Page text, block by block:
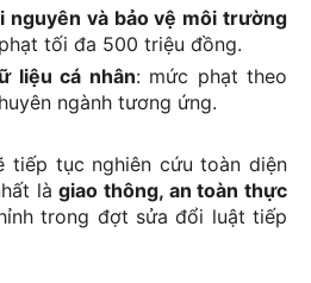
nguyên và bảo vệ môi trường
tối đa 500 triệu đồng.
liệu cá nhân: mức phạt theo
ngành tương ứng.
tiếp tục nghiên cứu toàn diện
làgiao thông, an toàn thực
trong đợt sửa đổi luật tiếp